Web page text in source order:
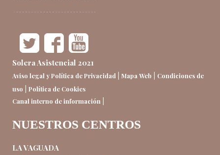
Solera Asistencial 2021
Aviso legal y Política de Privacidad Mapa Web
Condiciones de
uso
Política de Cookies
Canal interno de información
NUESTROS CENTROS
LA VAGUADA